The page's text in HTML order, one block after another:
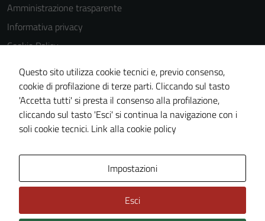
Amministrazione trasparente
Informativa privacy
Cookie Policy
Note legali
Dichiarazione di accessibilità
Piano di miglioramento del sito
Statistiche sito web
Questo sito utilizza cookie tecnici e, previo consenso,
cookie di profilazione di terze parti. Cliccando sul tasto
'Accetta tutti' si presta il consenso alla profilazione,
cliccando sul tasto 'Esci' si continua la navigazione con i
soli cookie tecnici. Link alla cookie policy
Impostazioni
Esci